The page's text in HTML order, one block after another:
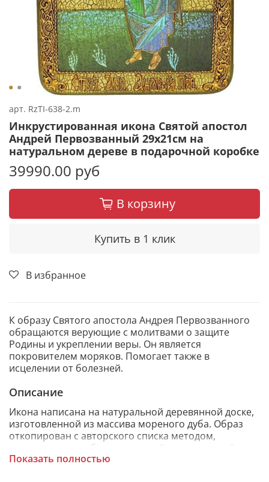
арт. RzTI-638-2.m
Инкрустированная икона Святой апостол
Андрей Первозванный 29х21см на
натуральном дереве в подарочной коробке
39990.00 руб
В корзину
Купить в 1 клик
В избранное
К образу Святого апостола Андрея Первозванного
обращаются верующие с молитвами о защите
Родины и укреплении веры. Он является
покровителем моряков. Помогает также в
исцелении от болезней.
Описание
Икона написана на натуральной деревянной доске,
изготовленной из массива мореного дуба. Образ
откопирован с авторского списка методом,
получившим одобрение русской православной
церкви.
Показать полностью